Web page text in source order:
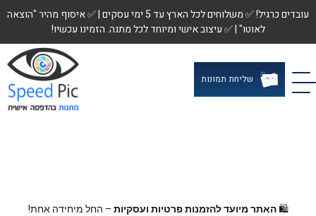
עובדים כרגיל! ✅ משלוחים לכל הארץ עד 5 ימי עסקים | ✅ איסוף מהיר "הוצאה
לאוטו" | ✅ עיצוב אישי ומיוחד לכל מתנה. הזמינו עכשיו!
שליחת תמונות
🛍️האתר מיועד להזמנות פרטיות ועסקיות – החל מיחידה אחת!